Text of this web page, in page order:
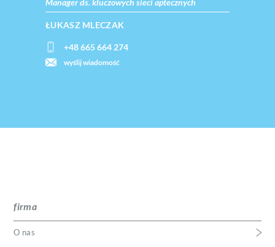
Manager ds. kluczowych sieci aptecznych
ŁUKASZ MLECZAK
+48 665 664 274
wyślij wiadomość
firma
O nas